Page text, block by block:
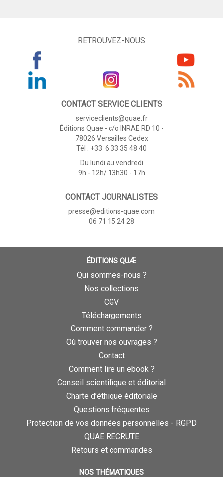
RETROUVEZ-NOUS
CONTACT SERVICE CLIENTS
serviceclients@quae.fr
Éditions Quae - c/o INRAE RD 10 -
78026 Versailles Cedex
Tél : +33 6 33 35 48 40
Du lundi au vendredi
9h - 12h/ 13h30 - 17h
CONTACT JOURNALISTES
presse@editions-quae.com
06 71 15 24 28
ÉDITIONS QUÆ
Qui sommes-nous ?
Nos collections
CGV
Téléchargements
Comment commander ?
Où trouver nos ouvrages ?
Contact
Comment lire un ebook ?
Conseil scientifique et éditorial
Charte d’éthique éditoriale
Questions fréquentes
Protection de vos données personnelles - RGPD
QUAE RECRUTE
Retours et commandes
NOS THÉMATIQUES